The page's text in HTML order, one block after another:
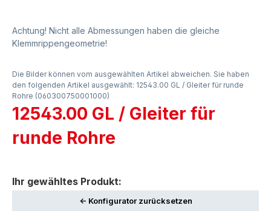
Achtung! Nicht alle Abmessungen haben die gleiche
Klemmrippengeometrie!
Die Bilder können vom ausgewählten Artikel abweichen. Sie haben
den folgenden Artikel ausgewählt: 12543.00 GL / Gleiter für runde
Rohre (060300750001000)
12543.00 GL / Gleiter für
runde Rohre
Ihr gewähltes Produkt:
<- Konfigurator zurücksetzen